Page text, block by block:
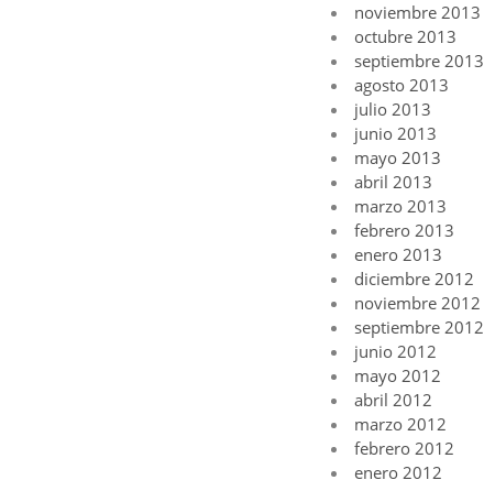
noviembre 2013
octubre 2013
septiembre 2013
agosto 2013
julio 2013
junio 2013
mayo 2013
abril 2013
marzo 2013
febrero 2013
enero 2013
diciembre 2012
noviembre 2012
septiembre 2012
junio 2012
mayo 2012
abril 2012
marzo 2012
febrero 2012
enero 2012